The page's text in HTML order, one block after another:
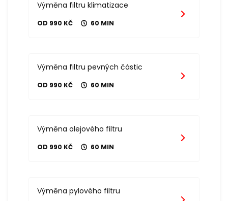
Výměna filtru klimatizace
OD 990 KČ 60 MIN
Výměna filtru pevných částic
OD 990 KČ 60 MIN
Výměna olejového filtru
OD 990 KČ 60 MIN
Výměna pylového filtru